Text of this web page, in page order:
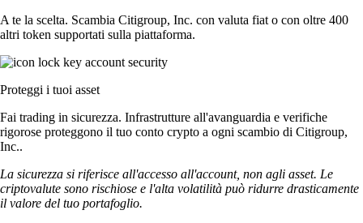
A te la scelta. Scambia Citigroup, Inc. con valuta fiat o con oltre 400
altri token supportati sulla piattaforma.
Proteggi i tuoi asset
Fai trading in sicurezza. Infrastrutture all'avanguardia e verifiche
rigorose proteggono il tuo conto crypto a ogni scambio di Citigroup,
Inc..
La sicurezza si riferisce all'accesso all'account, non agli asset. Le
criptovalute sono rischiose e l'alta volatilità può ridurre drasticamente
il valore del tuo portafoglio.